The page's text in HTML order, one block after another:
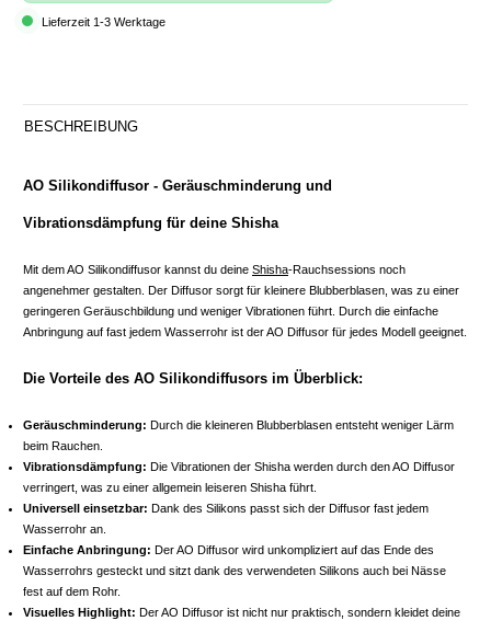
Lieferzeit 1-3 Werktage
BESCHREIBUNG
AO Silikondiffusor - Geräuschminderung und
Vibrationsdämpfung für deine Shisha
Mit dem AO Silikondiffusor kannst du deine Shisha-Rauchsessions noch
angenehmer gestalten. Der Diffusor sorgt für kleinere Blubberblasen, was zu einer
geringeren Geräuschbildung und weniger Vibrationen führt. Durch die einfache
Anbringung auf fast jedem Wasserrohr ist der AO Diffusor für jedes Modell geeignet.
Die Vorteile des AO Silikondiffusors im Überblick:
Geräuschminderung: Durch die kleineren Blubberblasen entsteht weniger Lärm
beim Rauchen.
Vibrationsdämpfung: Die Vibrationen der Shisha werden durch den AO Diffusor
verringert, was zu einer allgemein leiseren Shisha führt.
Universell einsetzbar: Dank des Silikons passt sich der Diffusor fast jedem
Wasserrohr an.
Einfache Anbringung: Der AO Diffusor wird unkompliziert auf das Ende des
Wasserrohrs gesteckt und sitzt dank des verwendeten Silikons auch bei Nässe
fest auf dem Rohr.
Visuelles Highlight: Der AO Diffusor ist nicht nur praktisch, sondern kleidet deine